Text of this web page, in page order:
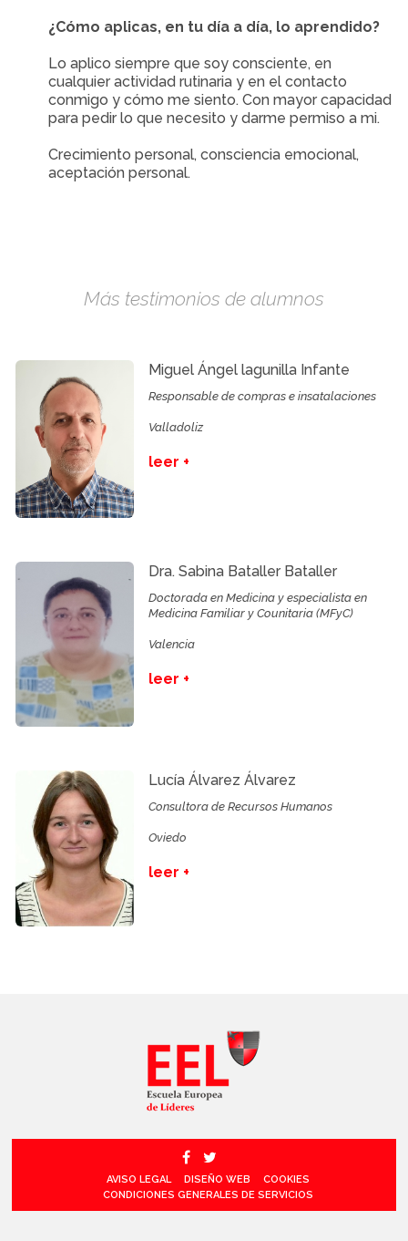
¿Cómo aplicas, en tu día a día, lo aprendido?
Lo aplico siempre que soy consciente, en
cualquier actividad rutinaria y en el contacto
conmigo y cómo me siento. Con mayor capacidad
para pedir lo que necesito y darme permiso a mi.
Crecimiento personal, consciencia emocional,
aceptación personal.
Más testimonios de alumnos
Miguel Ángel lagunilla Infante
Responsable de compras e insatalaciones
Valladoliz
leer +
Dra. Sabina Bataller Bataller
Doctorada en Medicina y especialista en
Medicina Familiar y Counitaria (MFyC)
Valencia
leer +
Lucía Álvarez Álvarez
Consultora de Recursos Humanos
Oviedo
leer +
AVISO LEGAL DISEÑO WEB
COOKIES
CONDICIONES GENERALES DE SERVICIOS